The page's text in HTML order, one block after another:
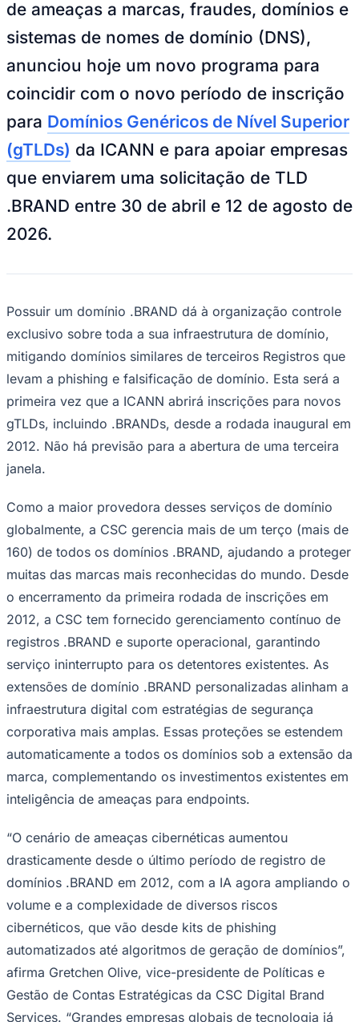
de ameaças a marcas, fraudes, domínios e
sistemas de nomes de domínio (DNS),
anunciou hoje um novo programa para
coincidir com o novo período de inscrição
para Domínios Genéricos de Nível Superior
(gTLDs) da ICANN e para apoiar empresas
que enviarem uma solicitação de TLD
.BRAND entre 30 de abril e 12 de agosto de
2026.
Possuir um domínio .BRAND dá à organização controle
exclusivo sobre toda a sua infraestrutura de domínio,
mitigando domínios similares de terceiros Registros que
levam a phishing e falsificação de domínio. Esta será a
primeira vez que a ICANN abrirá inscrições para novos
gTLDs, incluindo .BRANDs, desde a rodada inaugural em
2012. Não há previsão para a abertura de uma terceira
janela.
Como a maior provedora desses serviços de domínio
globalmente, a CSC gerencia mais de um terço (mais de
160) de todos os domínios .BRAND, ajudando a proteger
muitas das marcas mais reconhecidas do mundo. Desde
o encerramento da primeira rodada de inscrições em
2012, a CSC tem fornecido gerenciamento contínuo de
registros .BRAND e suporte operacional, garantindo
serviço ininterrupto para os detentores existentes. As
extensões de domínio .BRAND personalizadas alinham a
infraestrutura digital com estratégias de segurança
corporativa mais amplas. Essas proteções se estendem
automaticamente a todos os domínios sob a extensão da
marca, complementando os investimentos existentes em
inteligência de ameaças para endpoints.
“O cenário de ameaças cibernéticas aumentou
drasticamente desde o último período de registro de
domínios .BRAND em 2012, com a IA agora ampliando o
volume e a complexidade de diversos riscos
cibernéticos, que vão desde kits de phishing
automatizados até algoritmos de geração de domínios”,
afirma Gretchen Olive, vice-presidente de Políticas e
Gestão de Contas Estratégicas da CSC Digital Brand
Services. “Grandes empresas globais de tecnologia já